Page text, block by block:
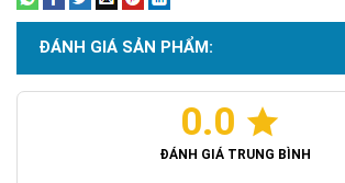
Chứng nhận ISO 9001:2015
ĐÁNH GIÁ SẢN PHẨM:
0.0
ĐÁNH GIÁ TRUNG BÌNH